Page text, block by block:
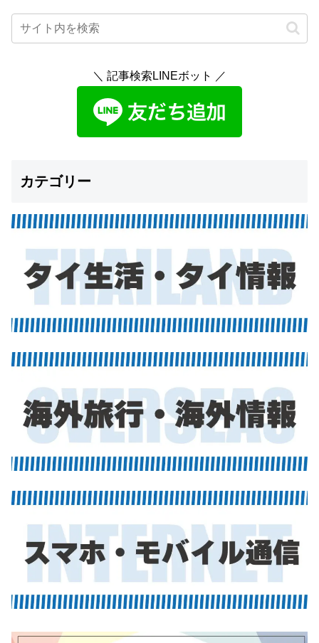
＼ 記事検索LINEボット ／
カテゴリー